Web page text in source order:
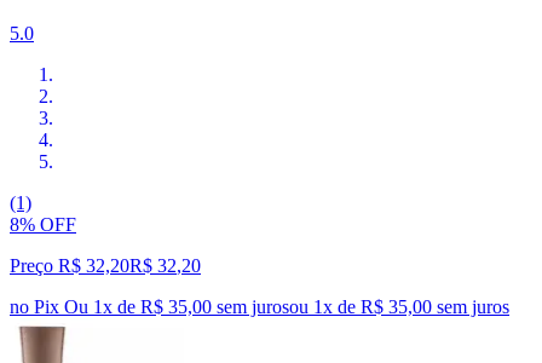
5.0
(1)
8% OFF
Preço R$ 32,20R$ 32,20
no Pix Ou 1x de R$ 35,00 sem jurosou 1x de R$ 35,00 sem juros